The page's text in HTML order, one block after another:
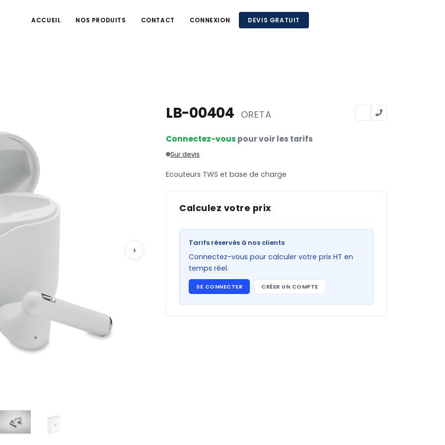
ACCUEIL NOS PRODUITS CONTACT CONNEXION DEVIS GRATUIT
›
LB-00404 ORETA
Connectez-vous pour voir les tarifs
Sur devis
Ecouteurs TWS et base de charge
Calculez votre prix
Tarifs réservés à nos clients
Connectez-vous pour calculer votre prix HT en
temps réel.
SE CONNECTER CRÉER UN COMPTE